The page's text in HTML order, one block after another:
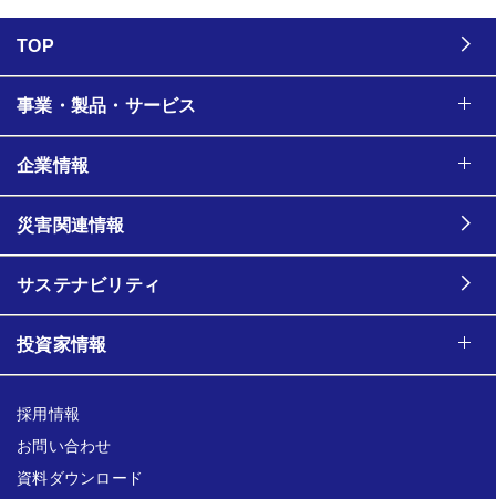
TOP
事業・製品・サービス
企業情報
災害関連情報
サステナビリティ
投資家情報
採用情報
お問い合わせ
資料ダウンロード